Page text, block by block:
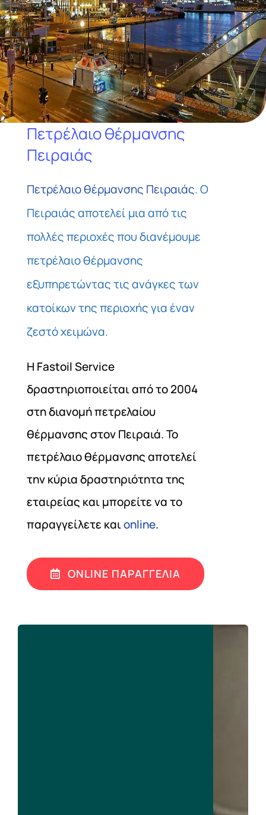
ΤΙΜΕΣ
ΕΠΙΚΟΙΝΩΝΙΑ
Blog
Πετρέλαιο θέρμανσης
Πειραιάς
Πετρέλαιο θέρμανσης Πειραιάς. Ο
Πειραιάς αποτελεί μια από τις
πολλές περιοχές που διανέμουμε
πετρέλαιο θέρμανσης
εξυπηρετώντας τις ανάγκες των
κατοίκων της περιοχής για έναν
ζεστό χειμώνα.
Η Fastoil Service
δραστηριοποιείται από το 2004
στη διανομή πετρελαίου
θέρμανσης στον Πειραιά. Το
πετρέλαιο θέρμανσης αποτελεί
την κύρια δραστηριότητα της
εταιρείας και μπορείτε να το
παραγγείλετε καιonline.
ONLINE ΠΑΡΑΓΓΕΛΙΑ